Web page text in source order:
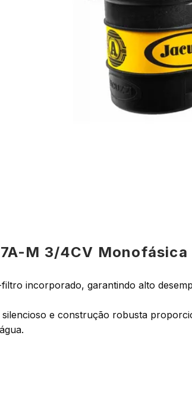
M 3/4CV Monofásica
incorporado, garantindo alto
e construção robusta